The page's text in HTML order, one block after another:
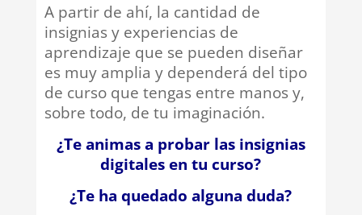
A partir de ahí, la cantidad de
insignias y experiencias de
aprendizaje que se pueden diseñar
es muy amplia y dependerá del tipo
de curso que tengas entre manos y,
sobre todo, de tu imaginación.
¿Te animas a probar las insignias
digitales en tu curso?
¿Te ha quedado alguna duda?